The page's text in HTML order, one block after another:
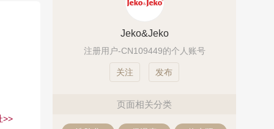
>>
Jeko&Jeko
注册用户-CN109449的个人账号
发布
页面相关分类